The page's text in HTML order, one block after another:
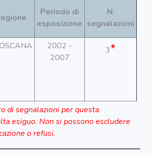
Periodo di
esposizione
N.
segnalazioni
2002 -
2007
3*
di segnalazioni per questa
esiguo. Non si possono escludere
o refusi.